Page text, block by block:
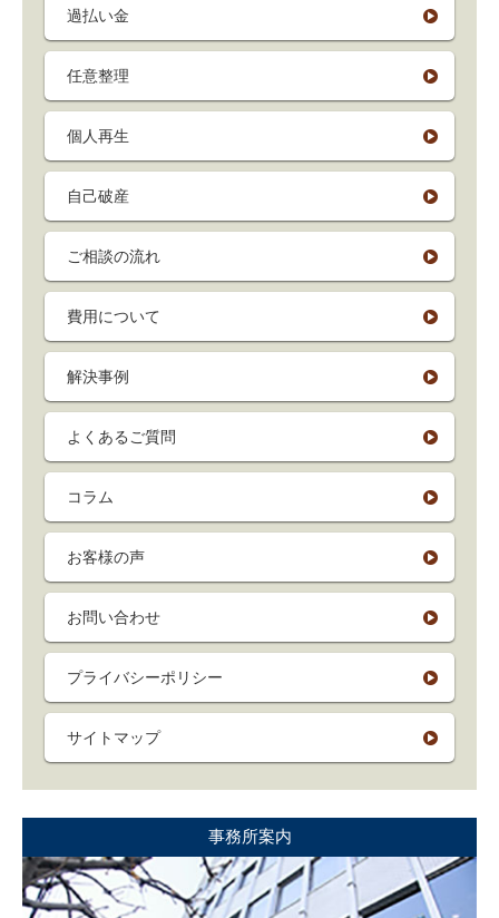
過払い金
任意整理
個人再生
自己破産
ご相談の流れ
費用について
解決事例
よくあるご質問
コラム
お客様の声
お問い合わせ
プライバシーポリシー
サイトマップ
事務所案内